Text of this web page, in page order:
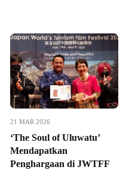
21 MAR 2026
‘The Soul of Uluwatu’
Mendapatkan
Penghargaan di JWTFF